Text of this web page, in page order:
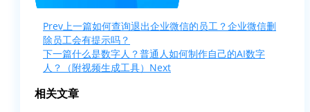
Prev上一篇如何查询退出企业微信的员工？企业微信删
除员工会有提示吗？
下一篇什么是数字人？普通人如何制作自己的AI数字
人？（附视频生成工具） Next
相关文章